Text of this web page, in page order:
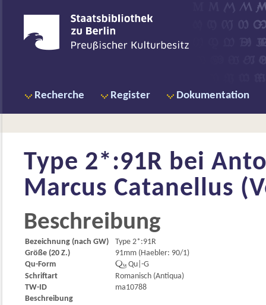
Recherche Register Dokumentation
Type 2*:91R bei
Marcus Catanellus
Beschreibung
Bezeichnung (nach GW)
Type 2*:91R
Größe (20 Z.)
91mm (Haebler: 90/1)
Qu-Form
Qu|-G
Schriftart
Romanisch (Antiqua)
TW-ID
ma10788
Beschreibung